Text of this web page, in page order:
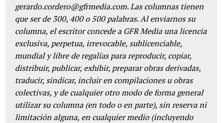
gerardo.cordero@gfrmedia.com. Las columnas tienen
que ser de 300, 400 o 500 palabras. Al enviarnos su
columna, el escritor concede a GFR Media una licencia
exclusiva, perpetua, irrevocable, sublicenciable,
mundial y libre de regalías para reproducir, copiar,
distribuir, publicar, exhibir, preparar obras derivadas,
traducir, sindicar, incluir en compilaciones u obras
colectivas, y de cualquier otro modo de forma general
utilizar su columna (en todo o en parte), sin reserva ni
limitación alguna, en cualquier medio (incluyendo